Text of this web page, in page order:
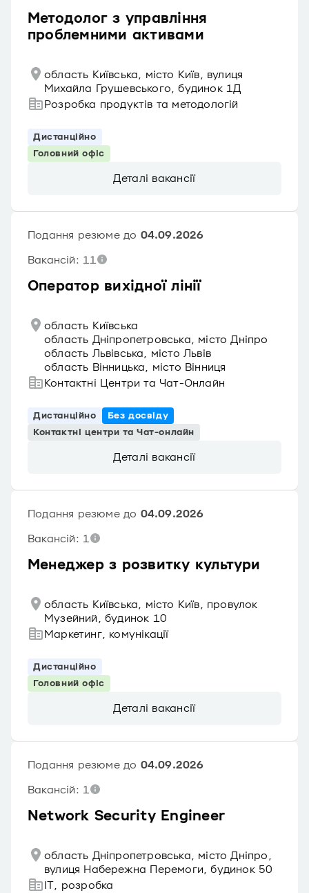
Методолог з управління
проблемними активами
область Київська, місто Київ, вулиця
Михайла Грушевського, будинок 1Д
Розробка продуктів та методологій
Дистанційно
Головний офіс
Деталі вакансії
Оператор вихідної лінії
Подання резюме до 04.09.2026
Вакансій: 11
область Київська
область Дніпропетровська, місто Дніпро
область Львівська, місто Львів
область Вінницька, місто Вінниця
Контактні Центри та Чат-Онлайн
Дистанційно
Без досвіду
Контактні центри та Чат-онлайн
Деталі вакансії
Менеджер з розвитку культури
Подання резюме до 04.09.2026
Вакансій: 1
область Київська, місто Київ, провулок
Музейний, будинок 10
Маркетинг, комунікації
Дистанційно
Головний офіс
Деталі вакансії
Network Security Engineer
Подання резюме до 04.09.2026
Вакансій: 1
область Дніпропетровська, місто Дніпро,
вулиця Набережна Перемоги, будинок 50
IT, розробка